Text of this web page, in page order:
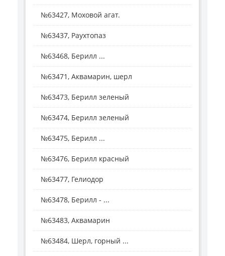
№63427, Моховой агат.
№63437, Раухтопаз
№63468, Берилл ...
№63471, Аквамарин, шерл
№63473, Берилл зеленый
№63474, Берилл зеленый
№63475, Берилл ...
№63476, Берилл красный
№63477, Гелиодор
№63478, Берилл - ...
№63483, Аквамарин
№63484, Шерл, горный ...